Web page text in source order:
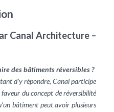
Canal Architecture –
des bâtiments réversibles ?
d’y répondre, Canal participe
faveur du concept de réversibilité
bâtiment peut avoir plusieurs